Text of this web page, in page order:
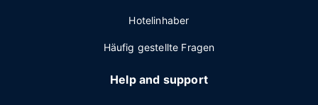
Hotelinhaber
Häufig gestellte Fragen
Help and support